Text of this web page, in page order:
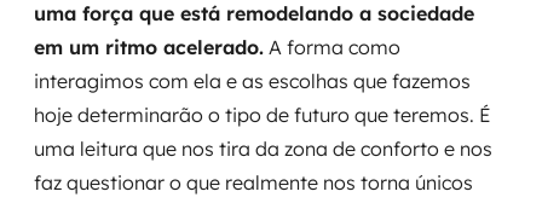
uma força que está remodelando a sociedade
em um ritmo acelerado. A forma como
interagimos com ela e as escolhas que fazemos
hoje determinarão o tipo de futuro que teremos. É
uma leitura que nos tira da zona de conforto e nos
faz questionar o que realmente nos torna únicos